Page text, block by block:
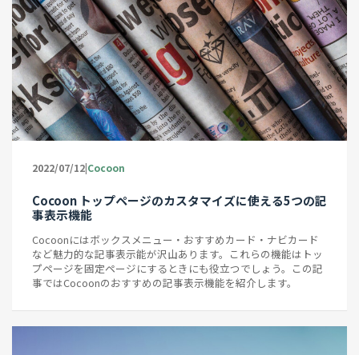
2022/07/12|Cocoon
Cocoon トップページのカスタマイズに使える5つの記
事表示機能
Cocoonにはボックスメニュー・おすすめカード・ナビカード
など魅力的な記事表示能が沢山あります。これらの機能はトッ
プページを固定ページにするときにも役立つでしょう。この記
事ではCocoonのおすすめの記事表示機能を紹介します。